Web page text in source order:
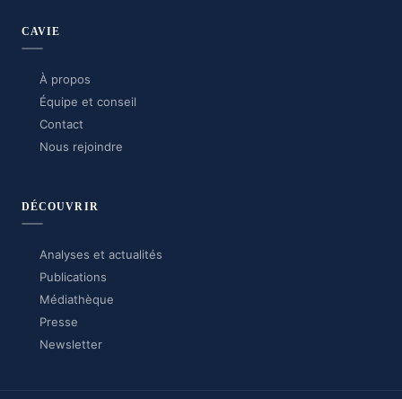
CAVIE
À propos
Équipe et conseil
Contact
Nous rejoindre
DÉCOUVRIR
Analyses et actualités
Publications
Médiathèque
Presse
Newsletter